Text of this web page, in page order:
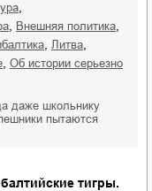
внешняя политика
Литва
об истории серьезно
даже школьнику
пытаются
тигры.